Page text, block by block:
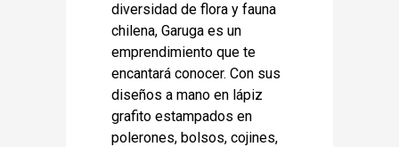
diversidad de flora y fauna
chilena, Garuga es un
emprendimiento que te
encantará conocer. Con sus
diseños a mano en lápiz
grafito estampados en
polerones, bolsos, cojines,